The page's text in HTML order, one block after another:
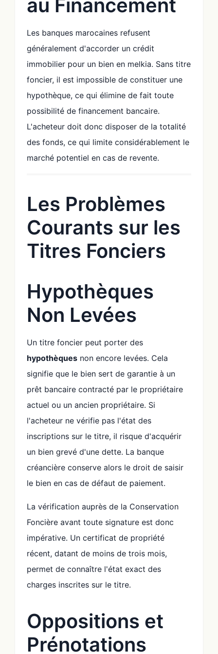
au Financement
Les banques marocaines refusent
généralement d'accorder un crédit
immobilier pour un bien en melkia. Sans titre
foncier, il est impossible de constituer une
hypothèque, ce qui élimine de fait toute
possibilité de financement bancaire.
L'acheteur doit donc disposer de la totalité
des fonds, ce qui limite considérablement le
marché potentiel en cas de revente.
Les Problèmes
Courants sur les
Titres Fonciers
Hypothèques
Non Levées
Un titre foncier peut porter des
hypothèques non encore levées. Cela
signifie que le bien sert de garantie à un
prêt bancaire contracté par le propriétaire
actuel ou un ancien propriétaire. Si
l'acheteur ne vérifie pas l'état des
inscriptions sur le titre, il risque d'acquérir
un bien grevé d'une dette. La banque
créancière conserve alors le droit de saisir
le bien en cas de défaut de paiement.
La vérification auprès de la Conservation
Foncière avant toute signature est donc
impérative. Un certificat de propriété
récent, datant de moins de trois mois,
permet de connaître l'état exact des
charges inscrites sur le titre.
Oppositions et
Prénotations